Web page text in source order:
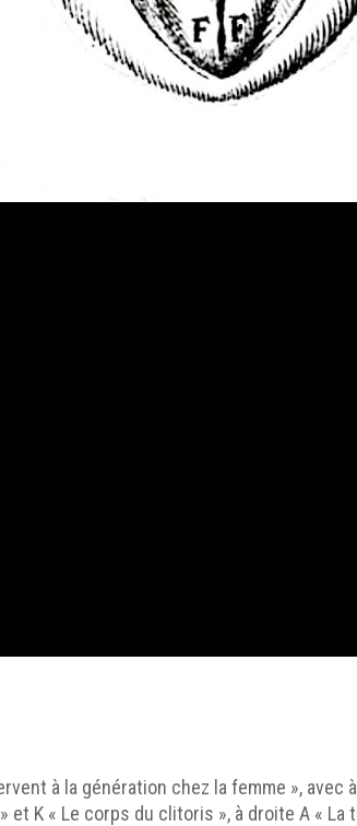
à la génération chez la femme », avec
K « Le corps du clitoris », à droite A «